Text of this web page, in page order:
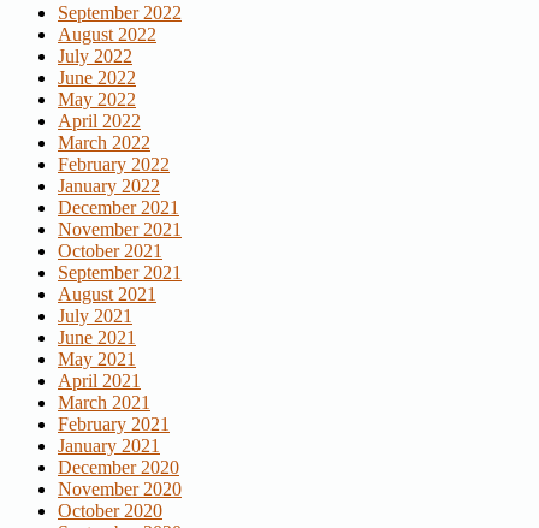
September 2022
August 2022
July 2022
June 2022
May 2022
April 2022
March 2022
February 2022
January 2022
December 2021
November 2021
October 2021
September 2021
August 2021
July 2021
June 2021
May 2021
April 2021
March 2021
February 2021
January 2021
December 2020
November 2020
October 2020